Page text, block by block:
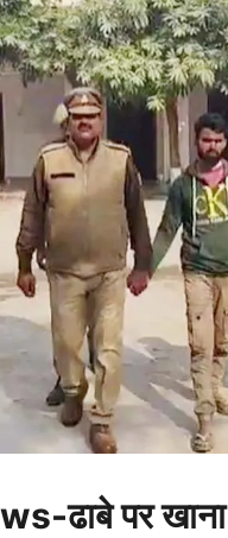
ढाबे पर खाना